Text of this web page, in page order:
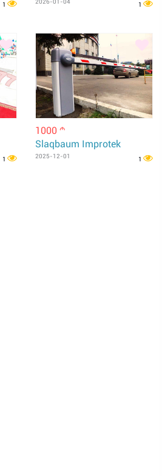
1 2026-01-04 1
1
1000 m
Slaqbaum Improtek
2025-12-01 1